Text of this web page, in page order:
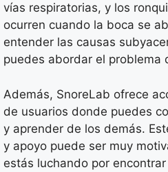
vías respiratorias, y los
ocurren cuando la boca se
entender las causas
puedes abordar el problema
Además, SnoreLab ofrece
de usuarios donde puedes
y aprender de los demás.
y apoyo puede ser muy
estás luchando por